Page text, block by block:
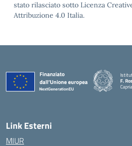
stato rilasciato sotto Licenza
Attribuzione 4.0 Italia.
F.
—
Link Esterni
MIUR